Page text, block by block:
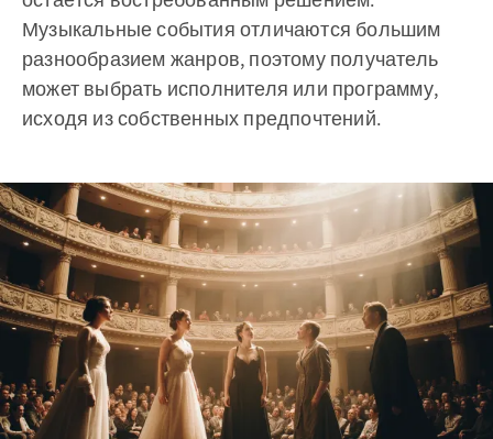
Музыкальные события отличаются большим
разнообразием жанров, поэтому получатель
может выбрать исполнителя или программу,
исходя из собственных предпочтений.